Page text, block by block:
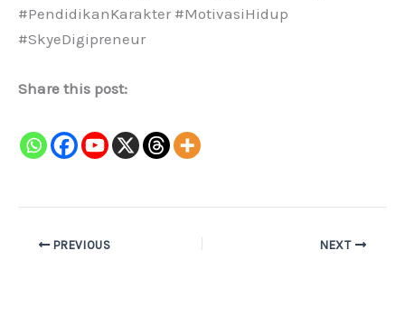
#PendidikanKarakter #MotivasiHidup
#SkyeDigipreneur
Share this post:
PREVIOUS NEXT